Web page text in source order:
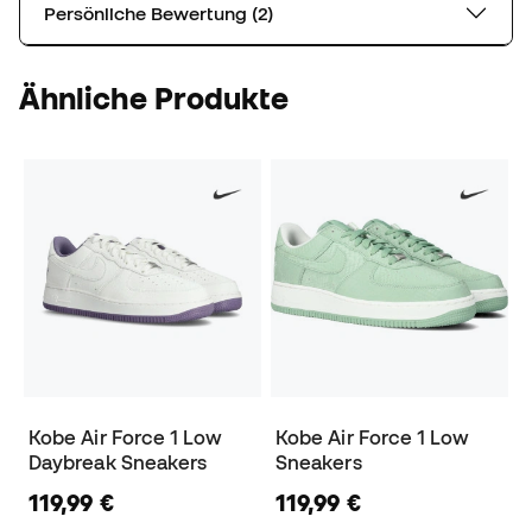
Persönliche Bewertung (2)
Ähnliche Produkte
Kobe Air Force 1 Low
Daybreak Sneakers
119,99 €
Kobe Air Force 1 Low
Sneakers
119,99 €